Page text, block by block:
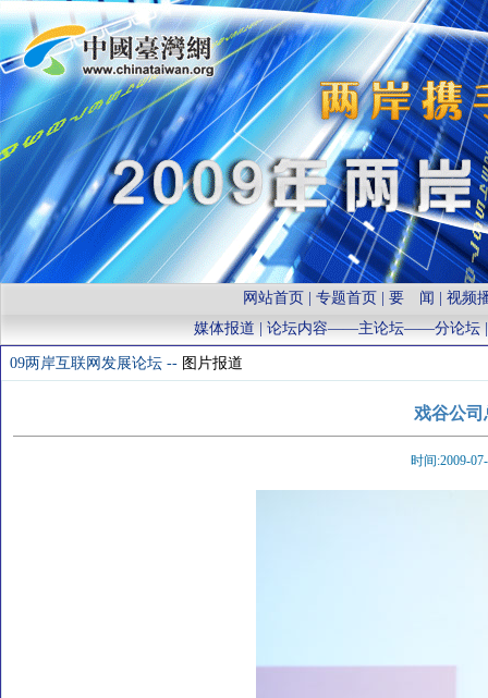
网站首页 |专题首页 |要 闻 |视频
媒体报道 | 论坛内容——主论坛——分论坛
09两岸互联网发展论坛 -- 图片报道
戏谷公司
时间:2009-